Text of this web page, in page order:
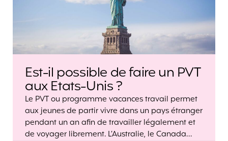
Est-il possible de faire un PVT
aux Etats-Unis ?
Le PVT ou programme vacances travail permet
aux jeunes de partir vivre dans un pays étranger
pendant un an afin de travailler légalement et
de voyager librement. L’Australie, le Canada…